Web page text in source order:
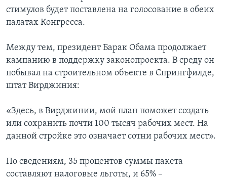
стимулов будет поставлена на голосование в обеих
палатах Конгресса.
Между тем, президент Барак Обама продолжает
кампанию в поддержку законопроекта. В среду он
побывал на строительном объекте в Спрингфилде,
штат Вирджиния:
«Здесь, в Вирджинии, мой план поможет создать
или сохранить почти 100 тысяч рабочих мест. На
данной стройке это означает сотни рабочих мест».
По сведениям, 35 процентов суммы пакета
составляют налоговые льготы, и 65% –